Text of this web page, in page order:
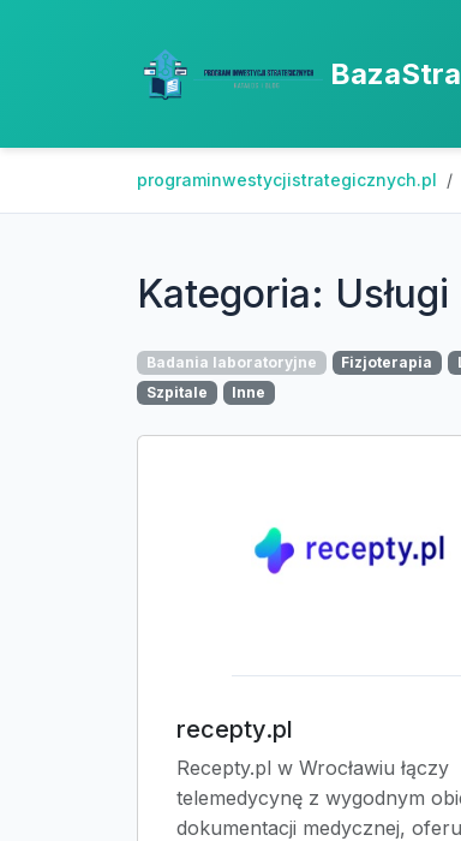
programinwestycjistrategicznych.pl
Kategoria:
Badania laboratoryjne Fizjoterapia
Szpitale
Inne
recepty.pl
Recepty.pl w Wrocławiu łączy
telemedycynę z wygodnym
dokumentacji medycznej,